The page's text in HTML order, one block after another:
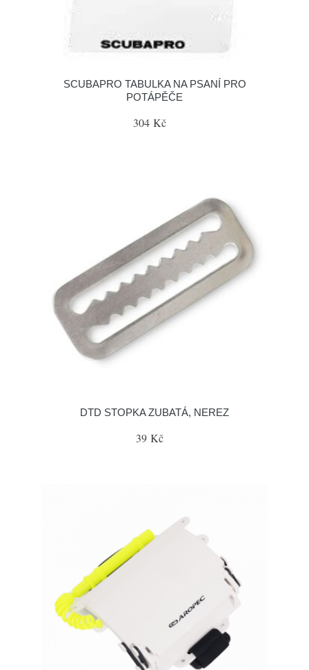
SCUBAPRO TABULKA NA PSANÍ PRO
POTÁPĚČE
304 Kč
DTD STOPKA ZUBATÁ, NEREZ
39 Kč